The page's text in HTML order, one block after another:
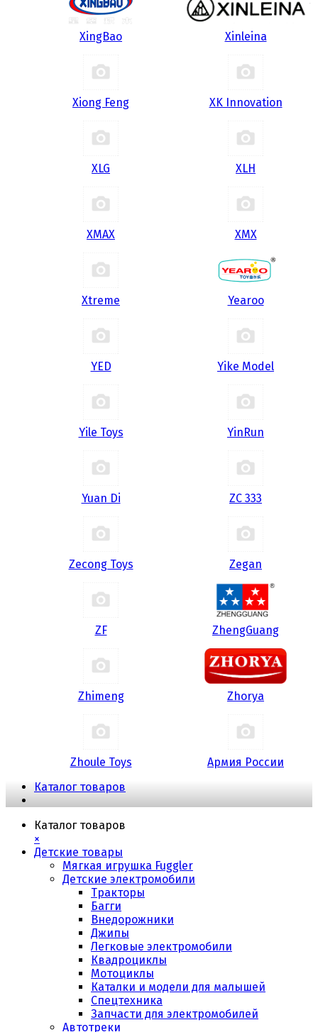
XingBao Xinleina
Xiong Feng XK Innovation
XLG XLH
XMAX XMX
Xtreme Yearoo
YED Yike Model
Yile Toys YinRun
Yuan Di ZC 333
Zecong Toys Zegan
ZF ZhengGuang
Zhimeng Zhorya
Zhoule Toys
Армия России
Каталог товаров
Каталог товаров
×
Детские товары
Мягкая игрушка Fuggler
Детские электромобили
Тракторы
Багги
Внедорожники
Джипы
Легковые электромобили
Квадроциклы
Мотоциклы
Каталки и модели для малышей
Спецтехника
Запчасти для электромобилей
Автотреки